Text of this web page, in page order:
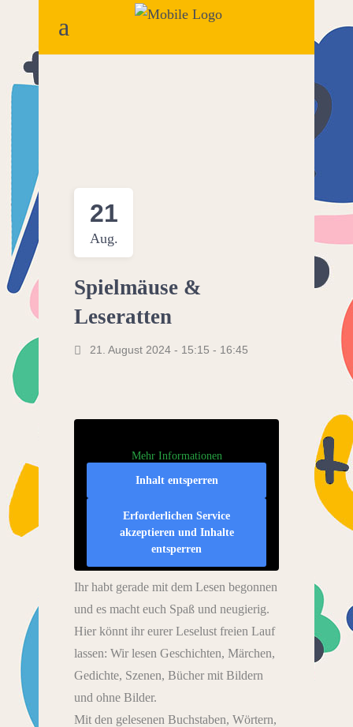
21
Aug.
Spielmäuse &
Leseratten
21. August 2024 - 15:15 - 16:45
Mehr Informationen
Inhalt entsperren
Erforderlichen Service
akzeptieren und Inhalte
entsperren
Ihr habt gerade mit dem Lesen begonnen
und es macht euch Spaß und neugierig.
Hier könnt ihr eurer Leselust freien Lauf
lassen: Wir lesen Geschichten, Märchen,
Gedichte, Szenen, Bücher mit Bildern
und ohne Bilder.
Mit den gelesenen Buchstaben, Wörtern,